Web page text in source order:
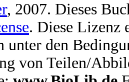
, 2007. Dieses
. Diese Lizenz
unter den
von Teilen/